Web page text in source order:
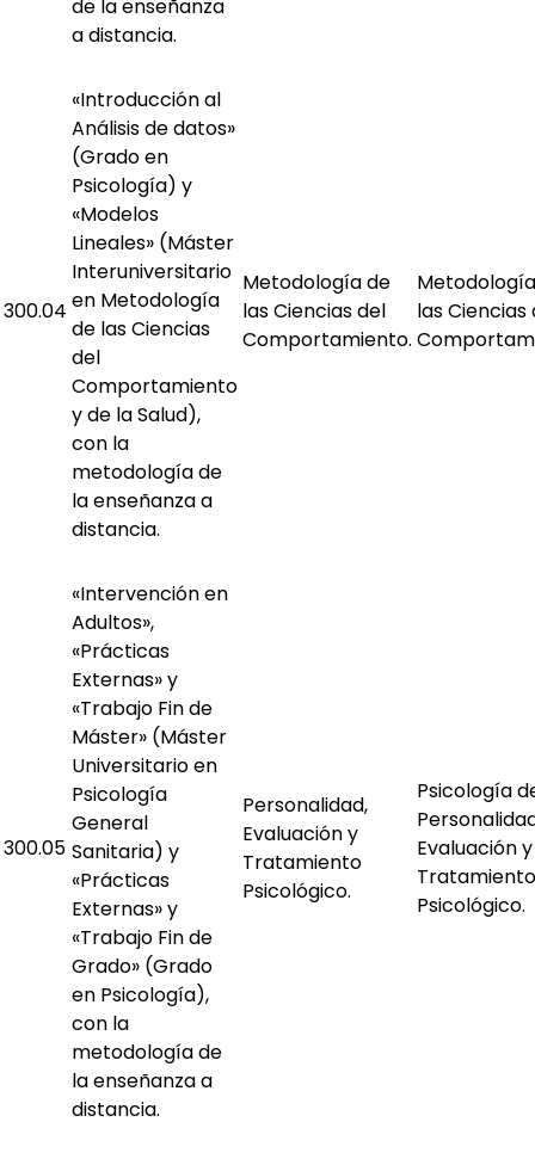
de la enseñanza
a distancia.
300.04
«Introducción al
Análisis de datos»
(Grado en
Psicología) y
«Modelos
Lineales» (Máster
Interuniversitario
en Metodología
de las Ciencias
del
Comportamiento
y de la Salud),
con la
metodología de
la enseñanza a
distancia.
Metodología de
las Ciencias del
Comportamiento.
las Ciencias
300.05
«Intervención en
Adultos»,
«Prácticas
Externas» y
«Trabajo Fin de
Máster» (Máster
Universitario en
Psicología
General
Sanitaria) y
«Prácticas
Externas» y
«Trabajo Fin de
Grado» (Grado
en Psicología),
con la
metodología de
la enseñanza a
distancia.
Personalidad,
Evaluación y
Tratamiento
Psicológico.
Psicología
Evaluación y
Tratamiento
Psicológico.